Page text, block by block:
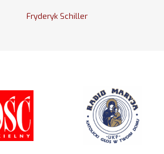
Fryderyk Schiller